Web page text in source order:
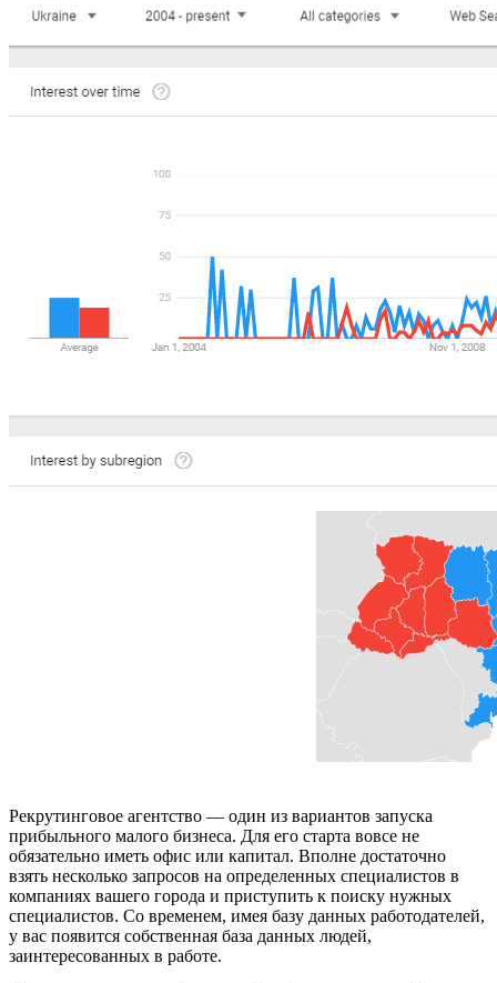
Рекрутинговое агентство — один из вариантов запуска
прибыльного малого бизнеса. Для его старта вовсе не
обязательно иметь офис или капитал. Вполне достаточно
взять несколько запросов на определенных специалистов в
компаниях вашего города и приступить к поиску нужных
специалистов. Со временем, имея базу данных работодателей,
у вас появится собственная база данных людей,
заинтересованных в работе.